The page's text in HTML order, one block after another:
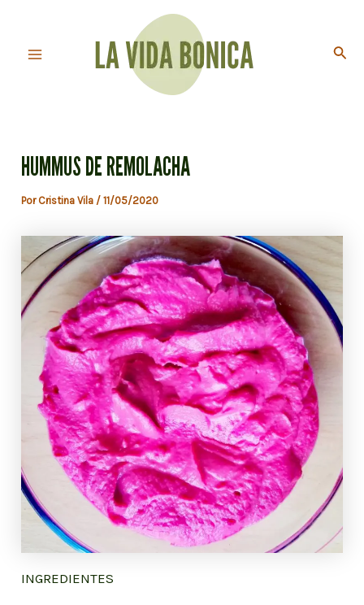
contenido
HUMMUS DE REMOLACHA
Por Cristina Vila /11/05/2020
INGREDIENTES